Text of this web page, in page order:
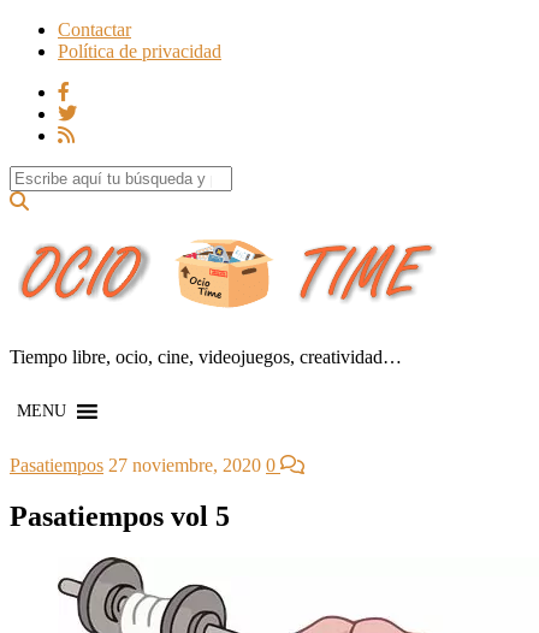
Contactar
Política de privacidad
Search for:
Tiempo libre, ocio, cine, videojuegos, creatividad…
MENU
Pasatiempos 27 noviembre, 2020 0
Pasatiempos vol 5